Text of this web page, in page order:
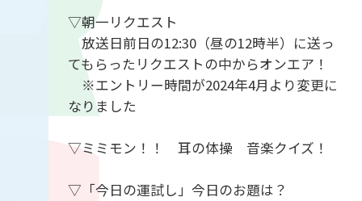
▽朝一リクエスト
放送日前日の12:30（昼の12時半）に送っ
てもらったリクエストの中からオンエア！
※エントリー時間が2024年4月より変更に
なりました
▽ミミモン！！ 耳の体操 音楽クイズ！
▽「今日の運試し」今日のお題は？